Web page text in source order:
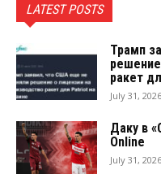
LATEST POSTS
Трамп
ракет
July 31, 2026
Даку в
Online
July 31, 2026